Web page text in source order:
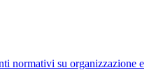
normativi su organizzazione e